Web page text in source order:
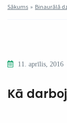
Sākums » Binaurālā
11. aprīlis, 2016
Kā